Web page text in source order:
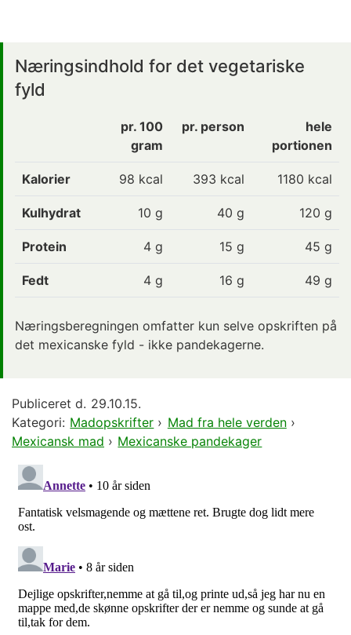
Næringsindhold for det vegetariske
fyld
pr. 100
gram
pr. person
hele
portionen
Kalorier 98 kcal 393 kcal 1180 kcal
Kulhydrat 10 g 40 g 120 g
Protein 4 g 15 g 45 g
Fedt 4 g 16 g 49 g
Næringsberegningen omfatter kun selve opskriften på
det mexicanske fyld - ikke pandekagerne.
Publiceret d. 29.10.15.
Kategori: Madopskrifter › Mad fra hele verden›
Mexicansk mad › Mexicanske pandekager